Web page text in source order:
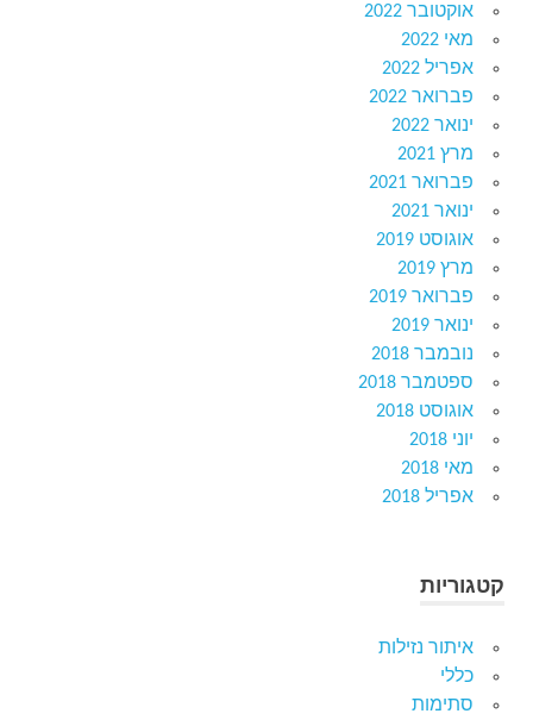
אוקטובר 2022
מאי 2022
אפריל 2022
פברואר 2022
ינואר 2022
מרץ 2021
פברואר 2021
ינואר 2021
אוגוסט 2019
מרץ 2019
פברואר 2019
ינואר 2019
נובמבר 2018
ספטמבר 2018
אוגוסט 2018
יוני 2018
מאי 2018
אפריל 2018
קטגוריות
איתור נזילות
כללי
סתימות